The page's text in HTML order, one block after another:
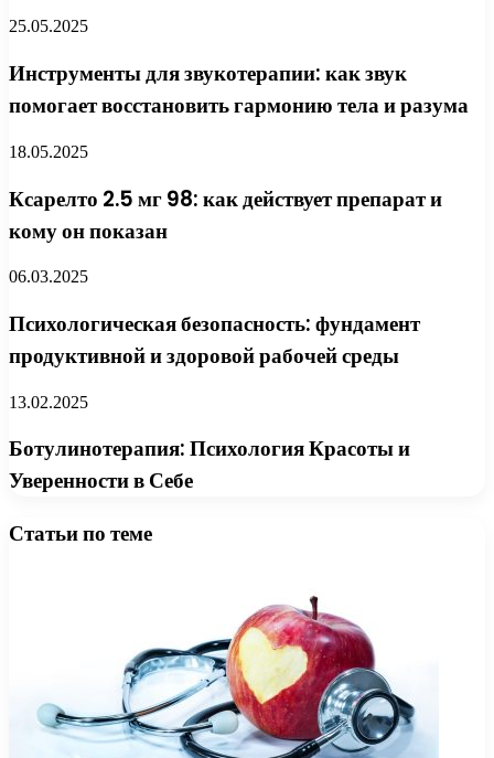
25.05.2025
Инструменты для звукотерапии: как звук
помогает восстановить гармонию тела и разума
18.05.2025
Ксарелто 2.5 мг 98: как действует препарат и
кому он показан
06.03.2025
Психологическая безопасность: фундамент
продуктивной и здоровой рабочей среды
13.02.2025
Ботулинотерапия: Психология Красоты и
Уверенности в Себе
Статьи по теме